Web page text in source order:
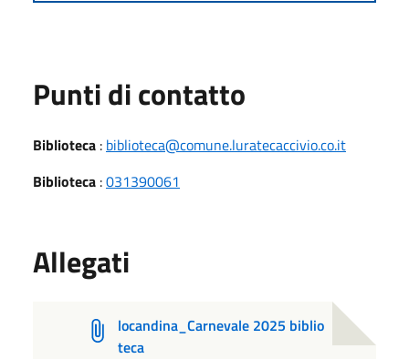
Punti di contatto
Biblioteca : biblioteca@comune.luratecaccivio.co.it
Biblioteca :031390061
Allegati
locandina_Carnevale 2025 biblio
teca